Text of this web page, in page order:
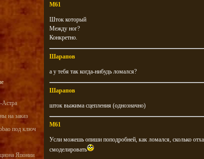
на заказ
под ключ
Японии
M61
Шток который
Между ног?
Конкретно.
Шарапов
а у тебя так когда-нибудь ломался?
Шарапов
шток выжима сцепления (однозначно)
M61
Усли можешь опиши поподробней, как ломался, сколько
смоделировать